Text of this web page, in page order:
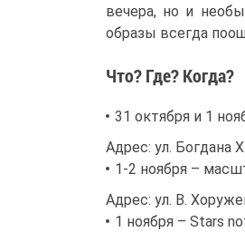
вечера, но и
образы всегда
Что? Где? Когда?
31 октября и 1
Адрес: ул. Богдана
1-2 ноября –
Адрес: ул. В.
1 ноября – Stars